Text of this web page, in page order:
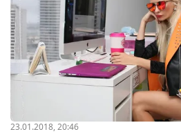
23.01.2018, 20:46